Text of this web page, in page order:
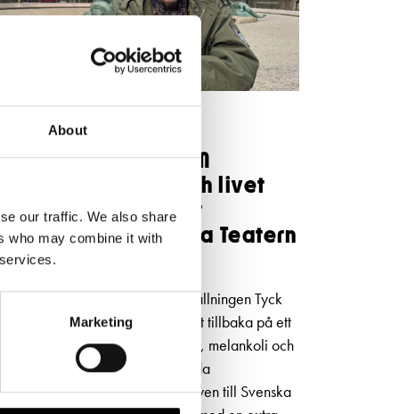
About
our traffic. We also share
who may combine it with
Marketing
5.5.2026
Strömstedt OM
kärleken, Finland och livet
låtarna inför
på Svenska Teatern
i höst
I den självbiografiska musikföreställningen Tyck
OM mig blickar Niklas Strömstedt tillbaka på ett
långt liv i rampljuset – med humor, melankoli och
oväntad öppenhet. Efter 80 utsålda
kommer succéshowen till Svenska